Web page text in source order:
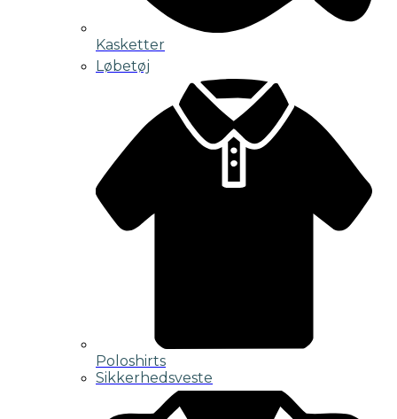
Kasketter
Løbetøj
Poloshirts
Sikkerhedsveste